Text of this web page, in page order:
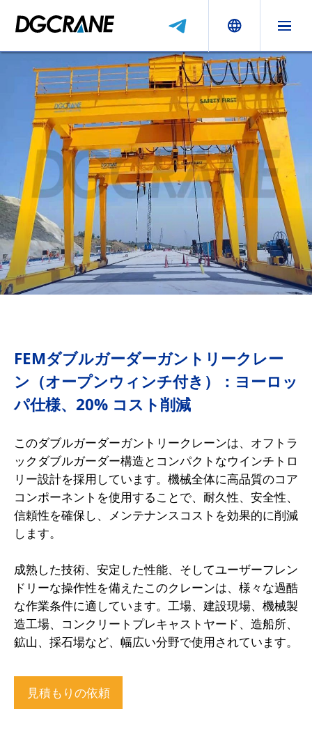
FEMダブルガーダーガントリークレー
ン（オープンウィンチ付き）：ヨーロッ
パ仕様、20% コスト削減
このダブルガーダーガントリークレーンは、オフトラ
ックダブルガーダー構造とコンパクトなウインチトロ
リー設計を採用しています。機械全体に高品質のコア
コンポーネントを使用することで、耐久性、安全性、
信頼性を確保し、メンテナンスコストを効果的に削減
します。
成熟した技術、安定した性能、そしてユーザーフレン
ドリーな操作性を備えたこのクレーンは、様々な過酷
な作業条件に適しています。工場、建設現場、機械製
造工場、コンクリートプレキャストヤード、造船所、
鉱山、採石場など、幅広い分野で使用されています。
見積もりの依頼